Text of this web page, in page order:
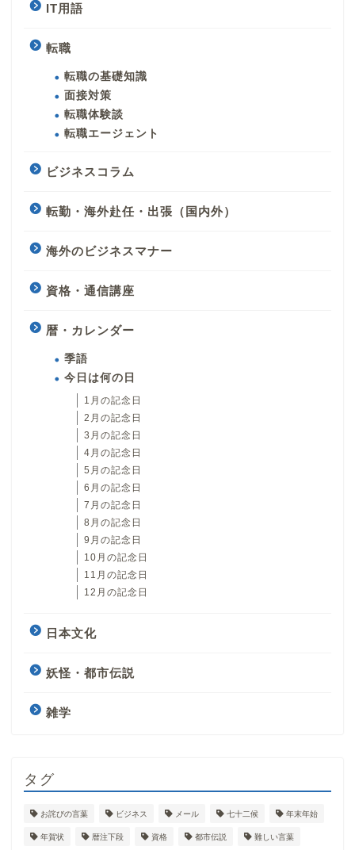
IT用語
転職
転職の基礎知識
面接対策
転職体験談
転職エージェント
ビジネスコラム
転勤・海外赴任・出張（国内外）
海外のビジネスマナー
資格・通信講座
暦・カレンダー
季語
今日は何の日
1月の記念日
2月の記念日
3月の記念日
4月の記念日
5月の記念日
6月の記念日
7月の記念日
8月の記念日
9月の記念日
10月の記念日
11月の記念日
12月の記念日
日本文化
妖怪・都市伝説
雑学
タグ
お詫びの言葉 ビジネス メール 七十二候 年末年始
年賀状 暦注下段 資格 都市伝説 難しい言葉